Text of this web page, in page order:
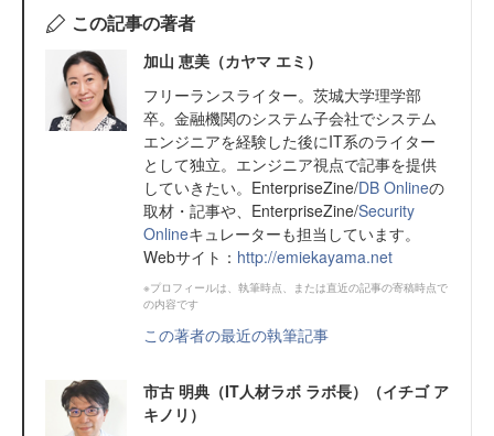
この記事の著者
加山 恵美（カヤマ エミ）
フリーランスライター。茨城大学理学部
卒。金融機関のシステム子会社でシステム
エンジニアを経験した後にIT系のライター
として独立。エンジニア視点で記事を提供
していきたい。EnterpriseZine/DB Onlineの
取材・記事や、EnterpriseZine/Security
Onlineキュレーターも担当しています。
Webサイト： http://emiekayama.net
※プロフィールは、執筆時点、または直近の記事の寄稿時点で
の内容です
この著者の最近の執筆記事
市古 明典（IT人材ラボ ラボ長）（イチゴ ア
キノリ）